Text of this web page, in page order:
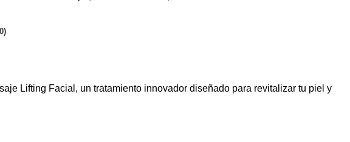
Lifting Facial, un tratamiento innovador diseñado para revitalizar tu piel y